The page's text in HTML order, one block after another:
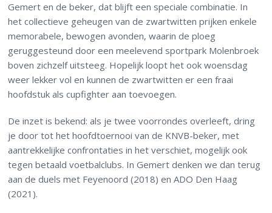
Gemert en de beker, dat blijft een speciale combinatie. In
het collectieve geheugen van de zwartwitten prijken enkele
memorabele, bewogen avonden, waarin de ploeg
geruggesteund door een meelevend sportpark Molenbroek
boven zichzelf uitsteeg. Hopelijk loopt het ook woensdag
weer lekker vol en kunnen de zwartwitten er een fraai
hoofdstuk als cupfighter aan toevoegen.
De inzet is bekend: als je twee voorrondes overleeft, dring
je door tot het hoofdtoernooi van de KNVB-beker, met
aantrekkelijke confrontaties in het verschiet, mogelijk ook
tegen betaaldvoetbalclubs. In Gemert denken we dan terug
aan de duels met Feyenoord (2018) en ADO Den Haag
(2021).